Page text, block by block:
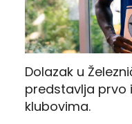
Dolazak u
predstavlja prvo
klubovima.